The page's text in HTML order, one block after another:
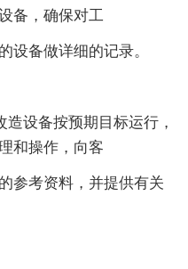
备，确保对工
设备做详细的记录。
设备按预期目标运行，
和操作，向客
参考资料，并提供有关